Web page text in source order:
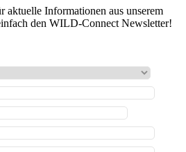
aktuelle Informationen aus unserem
den WILD-Connect Newsletter!